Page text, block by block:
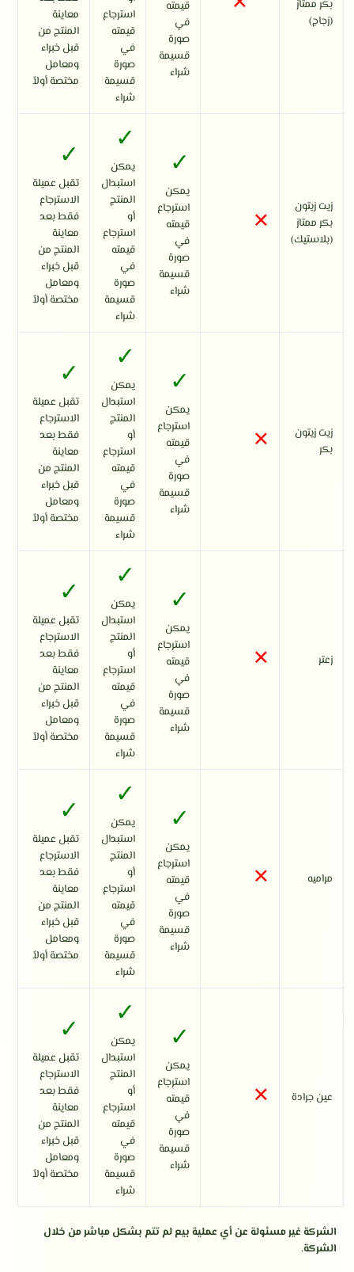
بكر ممتاز
(زجاج)
قيمته
في
صورة
قسيمة
شراء
استرجاع
قيمته
في
صورة
قسيمة
شراء
معاينة
المنتج من
قبل خبراء
ومعامل
مختصة أولاً
زيت زيتون
بكر ممتاز
(بلاستيك)
×
✓
يمكن
استرجاع
قيمته
في
صورة
قسيمة
شراء
✓
يمكن
استبدال
المنتج
أو
استرجاع
قيمته
في
صورة
قسيمة
شراء
✓
تقبل عميلة
الاسترجاع
فقط بعد
معاينة
المنتج من
قبل خبراء
ومعامل
مختصة أولاً
زيت زيتون
بكر
×
✓
يمكن
استرجاع
قيمته
في
صورة
قسيمة
شراء
✓
يمكن
استبدال
المنتج
أو
استرجاع
قيمته
في
صورة
قسيمة
شراء
✓
تقبل عميلة
الاسترجاع
فقط بعد
معاينة
المنتج من
قبل خبراء
ومعامل
مختصة أولاً
زعتر ×
✓
يمكن
استرجاع
قيمته
في
صورة
قسيمة
شراء
✓
يمكن
استبدال
المنتج
أو
استرجاع
قيمته
في
صورة
قسيمة
شراء
✓
تقبل عميلة
الاسترجاع
فقط بعد
معاينة
المنتج من
قبل خبراء
ومعامل
مختصة أولاً
مراميه ×
✓
يمكن
استرجاع
قيمته
في
صورة
قسيمة
شراء
✓
يمكن
استبدال
المنتج
أو
استرجاع
قيمته
في
صورة
قسيمة
شراء
✓
تقبل عميلة
الاسترجاع
فقط بعد
معاينة
المنتج من
قبل خبراء
ومعامل
مختصة أولاً
عين جرادة ×
✓
يمكن
استرجاع
قيمته
في
صورة
قسيمة
شراء
✓
يمكن
استبدال
المنتج
أو
استرجاع
قيمته
في
صورة
قسيمة
شراء
✓
تقبل عميلة
الاسترجاع
فقط بعد
معاينة
المنتج من
قبل خبراء
ومعامل
مختصة أولاً
الشركة غير مسئولة عن أي عملية بيع لم تتم بشكل مباشر من خلال
الشركة.